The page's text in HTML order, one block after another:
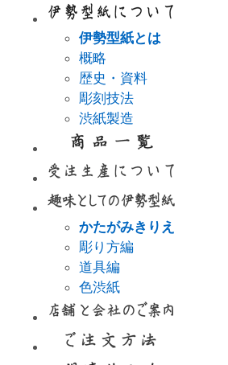
伊勢型紙とは
概略
歴史・資料
彫刻技法
渋紙製造
かたがみきりえ
彫り方編
道具編
色渋紙